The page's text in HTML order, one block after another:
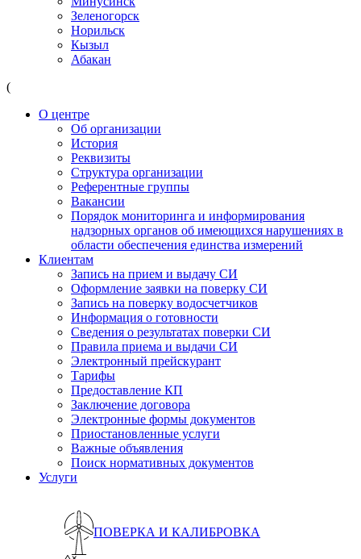
Зеленогорск
Норильск
Кызыл
Абакан
(
О центре
Об организации
История
Реквизиты
Структура организации
Референтные группы
Вакансии
Порядок мониторинга и информирования
надзорных органов об имеющихся нарушениях в
области обеспечения единства измерений
Клиентам
Запись на прием и выдачу СИ
Оформление заявки на поверку СИ
Запись на поверку водосчетчиков
Информация о готовности
Сведения о результатах поверки СИ
Правила приема и выдачи СИ
Электронный прейскурант
Тарифы
Предоставление КП
Заключение договора
Электронные формы документов
Приостановленные услуги
Важные объявления
Поиск нормативных документов
Услуги
ПОВЕРКА И КАЛИБРОВКА